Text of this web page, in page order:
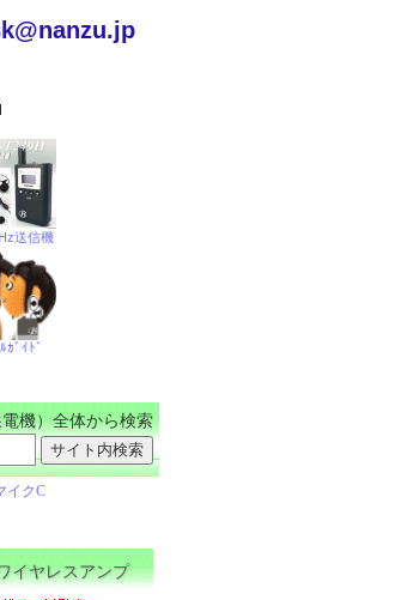
機）全体から検索
イヤレスアンプ